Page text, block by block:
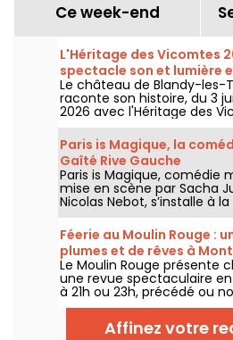
Ce week-end
L'Héritage des Vicomtes
spectacle son et lumière
château de Blandy-les-
Le château de Blandy-les-
raconte son histoire, du 3
2026 avec l'Héritage des
son et lumière pour
découvrir ce château
sommes allés à sa
partie ce qui vous attend.
Paris is Magique, la
Gaîté Rive Gauche
Paris is Magique, comédie
mise en scène par Sacha
Nicolas Nebot, s’installe à
Gauche à Paris à partir du
Féerie au Moulin Rouge :
plumes et de rêves à
Le Moulin Rouge présente
une revue spectaculaire
à 21h ou 23h, précédé ou
imaginé par leur chef.
Affinez votre